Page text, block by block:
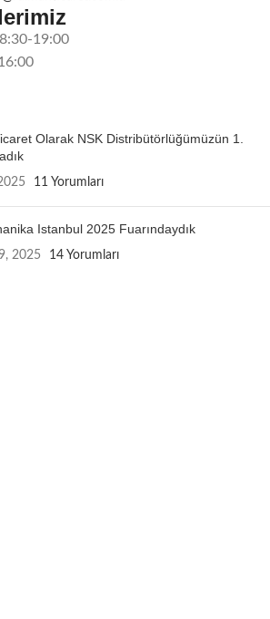
19:00
Olarak NSK Distribütörlüğümüzün 1.
11 Yorumları
Istanbul 2025 Fuarındaydık
2025 14 Yorumları